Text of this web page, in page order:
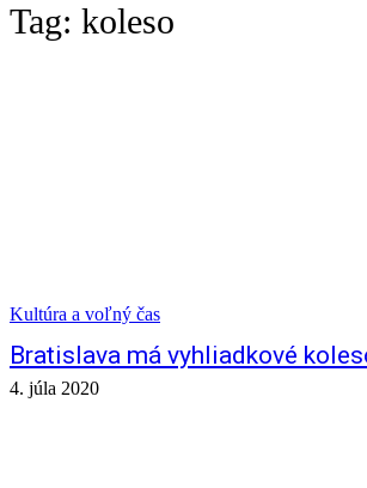
Tag: koleso
Kultúra a voľný čas
Bratislava má vyhliadkové
4. júla 2020